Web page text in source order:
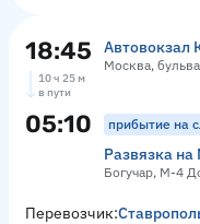
18:45 Автовокзал
Москва,
10 ч 25 м
в пути
05:10 прибытие на
Развязка
Богучар, М-4
Перевозчик: